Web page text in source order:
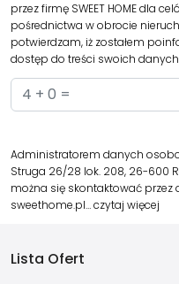
przez firmę SWEET HOME dla
pośrednictwa w obrocie
potwierdzam, iż zostałem
dostęp do treści swoich
Administratorem danych
Struga 26/28 lok. 208, 26-600
można się skontaktować
sweethome.pl…czytaj więcej
Lista Ofert